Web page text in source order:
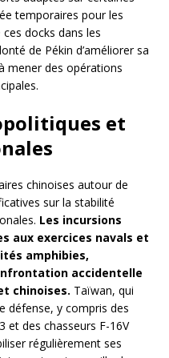
temporaires pour les
docks dans les
de Pékin d’améliorer sa
mener des opérations
et
chinoises autour de
sur la stabilité
Les incursions
aux exercices navals et
amphibies,
accidentelle
chinoises. Taïwan, qui
défense, y compris des
et des chasseurs F-16V
régulièrement ses